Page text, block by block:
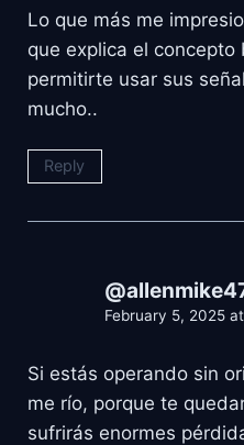
Lo que más me
que explica el
permitirte usar sus
mucho..
Reply
February 5, 2025
Si estás operando sin
me río, porque te
sufrirás enormes